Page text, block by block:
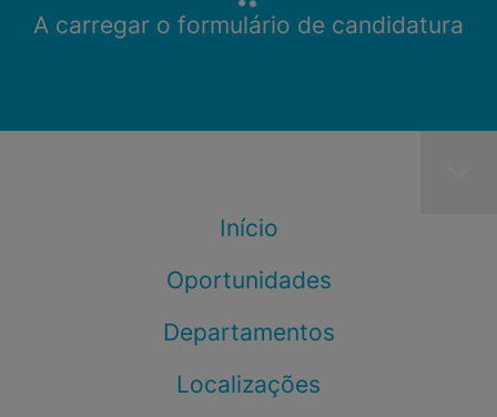
A carregar o formulário de candidatura
Início
Oportunidades
Departamentos
Localizações